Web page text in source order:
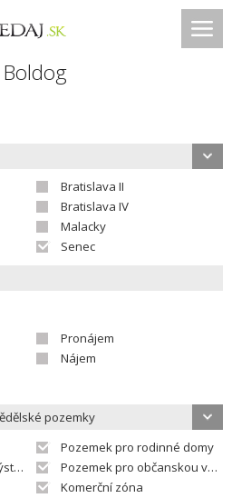
Bratislava II
Bratislava IV
Malacky
Senec
Pronájem
Nájem
pozemky
Pozemek pro rodinné domy
Pozemek pro občanskou vybavenost
Komerční zóna